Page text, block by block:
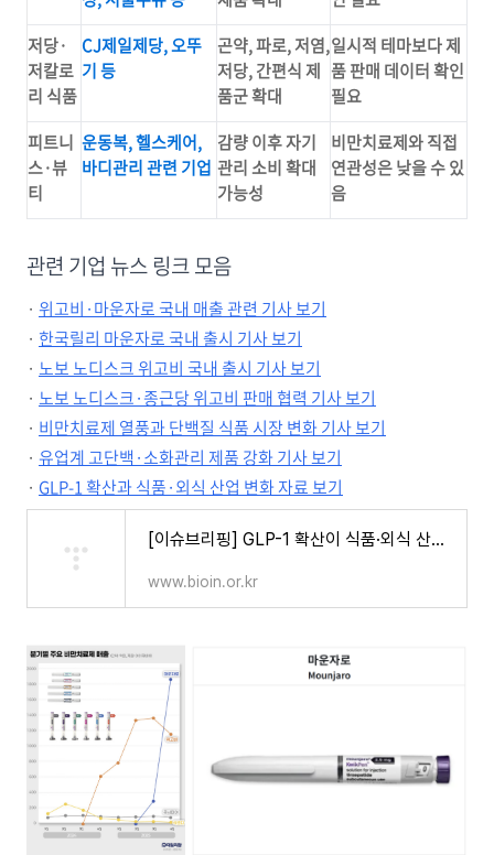
저당·
저칼로
리 식품
CJ제일제당, 오뚜
기 등
곤약, 파로, 저염,
저당, 간편식 제
품군 확대
일시적 테마보다 제
품 판매 데이터 확인
필요
피트니
스·뷰
티
운동복, 헬스케어,
바디관리 관련 기업
감량 이후 자기
관리 소비 확대
가능성
비만치료제와 직접
연관성은 낮을 수 있
음
관련 기업 뉴스 링크 모음
· 위고비·마운자로 국내 매출 관련 기사 보기
· 한국릴리 마운자로 국내 출시 기사 보기
· 노보 노디스크 위고비 국내 출시 기사 보기
· 노보 노디스크·종근당 위고비 판매 협력 기사 보기
· 비만치료제 열풍과 단백질 식품 시장 변화 기사 보기
· 유업계 고단백·소화관리 제품 강화 기사 보기
· GLP-1 확산과 식품·외식 산업 변화 자료 보기
[이슈브리핑] GLP-1 확산이 식품·외식 산업에 미치는 변화
www.bioin.or.kr